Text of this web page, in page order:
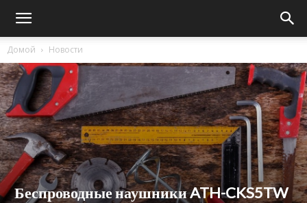
Домой Новости
Беспроводные наушники ATH-CKS5TW